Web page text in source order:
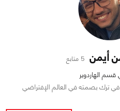
أيمن 5 متابع
الهاردوير
ترك بصمته في العالم الإفتراضي